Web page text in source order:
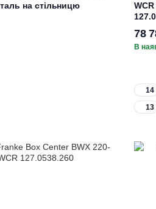
на стільницю
78
В
14
13